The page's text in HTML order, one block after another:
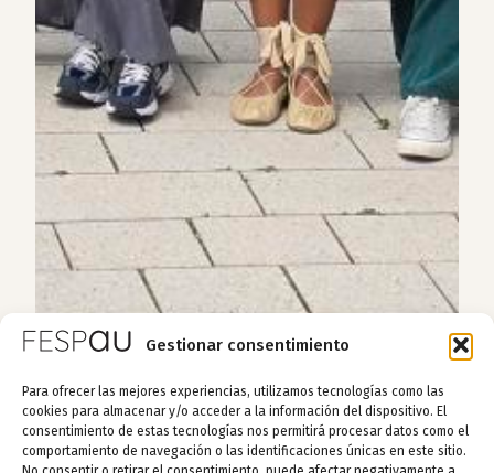
Gestionar consentimiento
Para ofrecer las mejores experiencias, utilizamos tecnologías como las
cookies para almacenar y/o acceder a la información del dispositivo. El
consentimiento de estas tecnologías nos permitirá procesar datos como el
comportamiento de navegación o las identificaciones únicas en este sitio.